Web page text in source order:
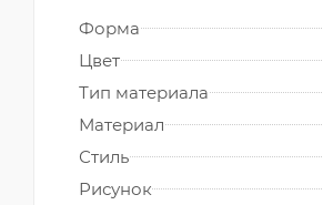
Форма
Цвет
Тип материала
Материал
Стиль
Рисунок